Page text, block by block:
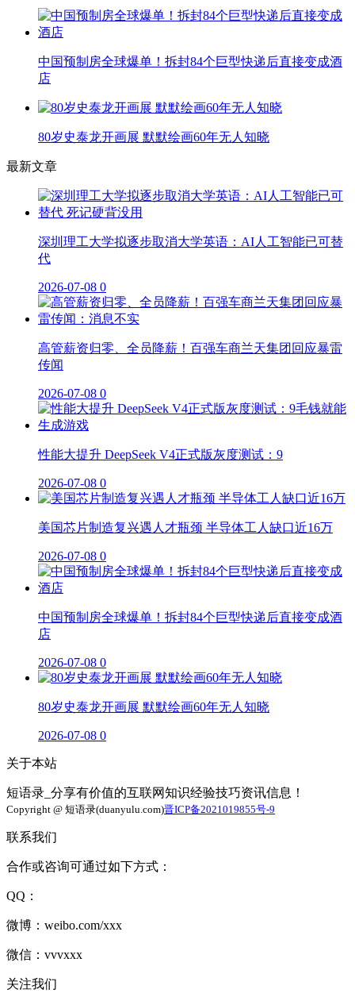
中国预制房全球爆单！拆封84个巨型快递后直接变成酒
店
80岁史泰龙开画展 默默绘画60年无人知晓
最新文章
深圳理工大学拟逐步取消大学英语：AI人工智能已可替
代
2026-07-08 0
高管薪资归零、全员降薪！百强车商兰天集团回应暴雷
传闻
2026-07-08 0
性能大提升 DeepSeek V4正式版灰度测试：9
2026-07-08 0
美国芯片制造复兴遇人才瓶颈 半导体工人缺口近16万
2026-07-08 0
中国预制房全球爆单！拆封84个巨型快递后直接变成酒
店
2026-07-08 0
80岁史泰龙开画展 默默绘画60年无人知晓
2026-07-08 0
关于本站
短语录_分享有价值的互联网知识经验技巧资讯信息！
Copyright @ 短语录(duanyulu.com)晋ICP备2021019855号-9
联系我们
合作或咨询可通过如下方式：
QQ：
微博：weibo.com/xxx
微信：vvvxxx
关注我们